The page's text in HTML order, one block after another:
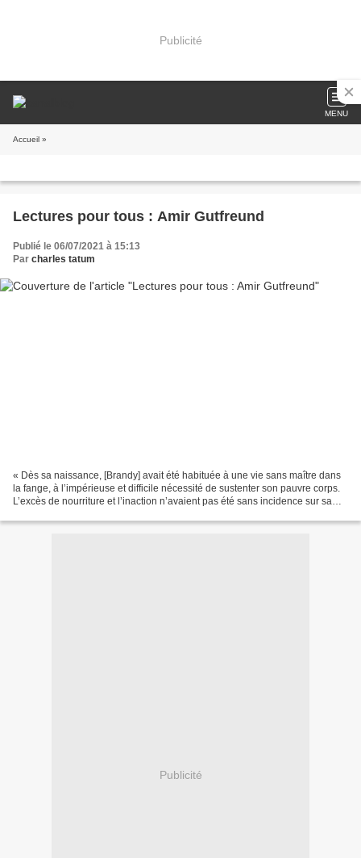
Publicité
MENU
Accueil »
Lectures pour tous : Amir Gutfreund
Publié le 06/07/2021 à 15:13
Par charles tatum
« Dès sa naissance, [Brandy] avait été habituée à une vie sans maître dans
la fange, à l’impérieuse et difficile nécessité de sustenter son pauvre corps.
L’excès de nourriture et l’inaction n’avaient pas été sans incidence sur sa
Publicité